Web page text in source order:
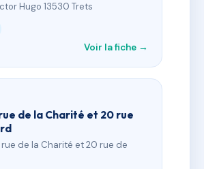
Hugo 13530 Trets
Voir la fiche →
de la Charité et 20 rue
rue de la Charité et 20 rue de